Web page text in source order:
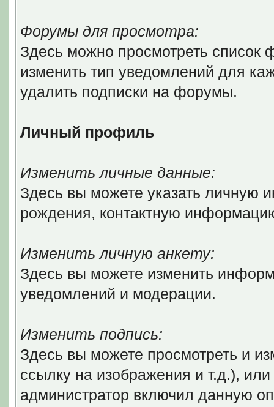
Форумы для просмотра:
Здесь можно просмотреть
изменить тип уведомлений для
удалить подписки на форумы.
Личный профиль
Изменить личные данные:
Здесь вы можете указать личную
рождения, контактную
Изменить личную анкету:
Здесь вы можете изменить
уведомлений и модерации.
Изменить подпись:
Здесь вы можете просмотреть и
ссылку на изображения и т.д.),
администратор включил данную